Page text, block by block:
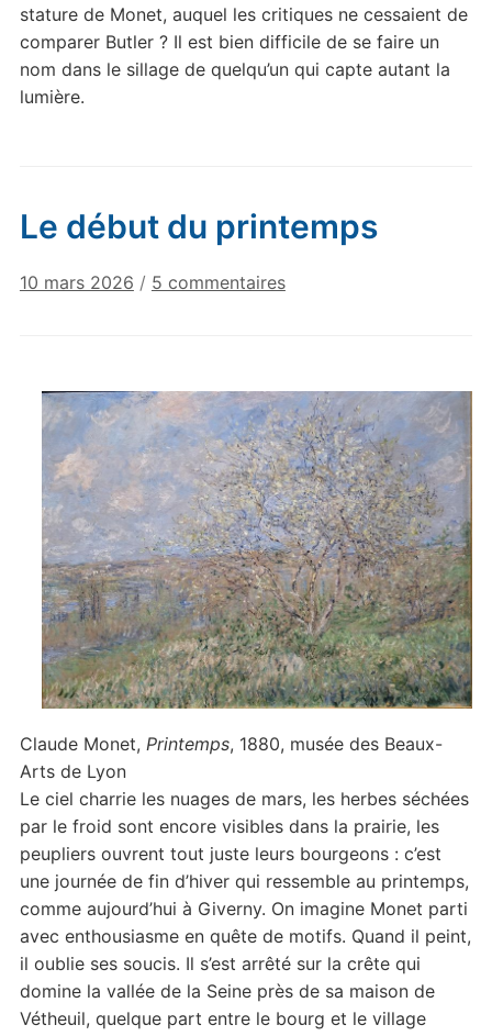
stature de Monet, auquel les critiques ne cessaient de
comparer Butler ? Il est bien difficile de se faire un
nom dans le sillage de quelqu’un qui capte autant la
lumière.
Le début du printemps
10 mars 2026 / 5 commentairessur
printemps
Claude Monet, Printemps, 1880, musée des Beaux-
Arts de Lyon
Le ciel charrie les nuages de mars, les herbes séchées
par le froid sont encore visibles dans la prairie, les
peupliers ouvrent tout juste leurs bourgeons : c’est
une journée de fin d’hiver qui ressemble au printemps,
comme aujourd’hui à Giverny. On imagine Monet parti
avec enthousiasme en quête de motifs. Quand il peint,
il oublie ses soucis. Il s’est arrêté sur la crête qui
domine la vallée de la Seine près de sa maison de
Vétheuil, quelque part entre le bourg et le village